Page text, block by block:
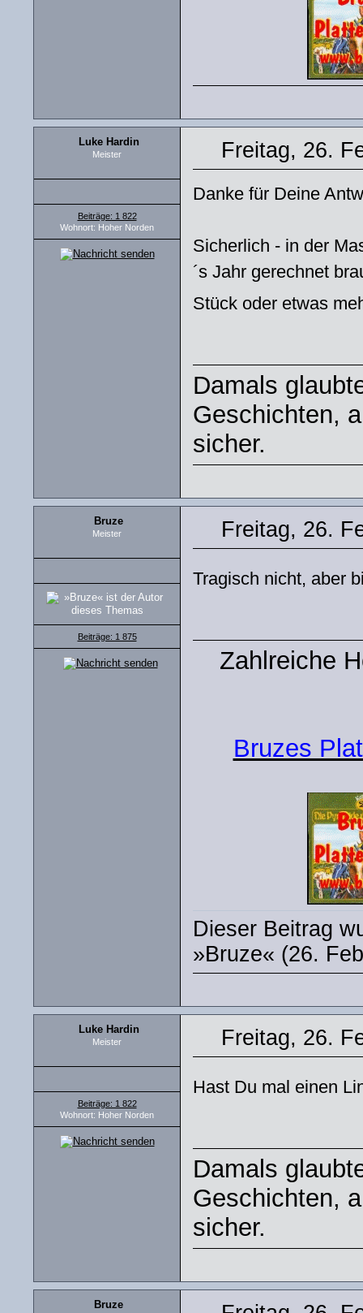
Luke Hardin
Meister
Beiträge: 1 822
Wohnort: Hoher Norden
Freitag, 26.
Danke für Deine
Sicherlich - in der
´s Jahr gerechnet
Stück oder etwas
Damals
Geschichten,
sicher.
Bruze
Meister
Beiträge: 1 875
Freitag, 26.
Tragisch nicht, aber
Zahlreiche
Bruzes
Dieser Beitrag
»Bruze« (26.
Luke Hardin
Meister
Beiträge: 1 822
Wohnort: Hoher Norden
Freitag, 26.
Hast Du mal einen
Damals
Geschichten,
sicher.
Bruze